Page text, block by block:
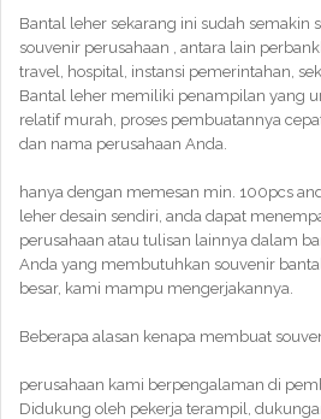
Bantal leher sekarang ini sudah semakin
souvenir perusahaan , antara lain
travel, hospital, instansi pemerintahan,
Bantal leher memiliki penampilan yang
relatif murah, proses pembuatannya
dan nama perusahaan Anda.
hanya dengan memesan min. 100pcs
leher desain sendiri, anda dapat
perusahaan atau tulisan lainnya dalam
Anda yang membutuhkan souvenir
besar, kami mampu mengerjakannya.
Beberapa alasan kenapa membuat
perusahaan kami berpengalaman di
Didukung oleh pekerja terampil,